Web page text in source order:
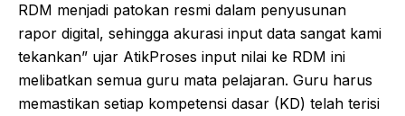
RDM menjadi patokan resmi dalam penyusunan
rapor digital, sehingga akurasi input data sangat kami
tekankan” ujar Atik​Proses input nilai ke RDM ini
melibatkan semua guru mata pelajaran. Guru harus
memastikan setiap kompetensi dasar (KD) telah terisi